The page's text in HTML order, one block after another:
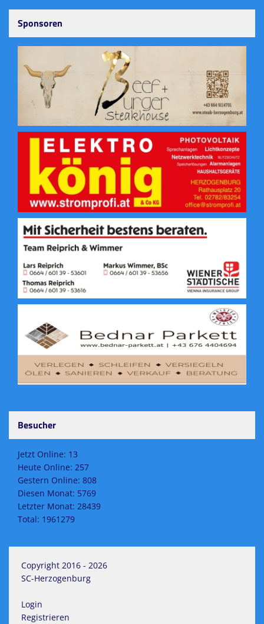
Sponsoren
Besucher
Jetzt Online: 13
Heute Online: 257
Gestern Online: 808
Diesen Monat: 5769
Letzter Monat: 28439
Total: 1961279
Copyright 2016 - 2026
SC-Herzogenburg
Login
Registrieren